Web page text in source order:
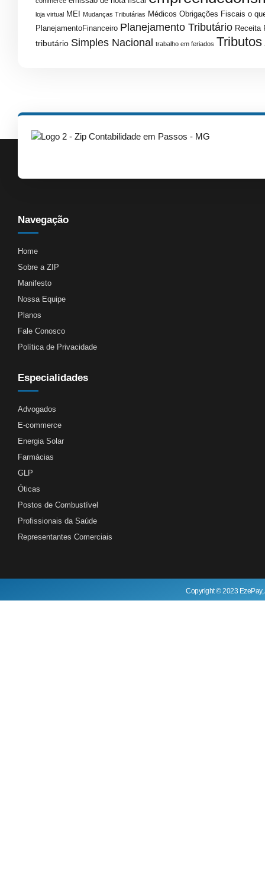
loja virtual MEI Mudanças Tributárias Médicos Obrigações Fiscais o
PlanejamentoFinanceiro Planejamento Tributário Receita
tributário Simples Nacional trabalho em feriados Tributos
Navegação
Home
Sobre a ZIP
Manifesto
Nossa Equipe
Planos
Fale Conosco
Política de Privacidade
Especialidades
Advogados
E-commerce
Energia Solar
Farmácias
GLP
Óticas
Postos de Combustível
Profissionais da Saúde
Representantes Comerciais
Copyright © 2023